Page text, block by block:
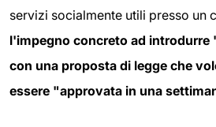
servizi socialmente utili presso un
l'impegno concreto ad introdurre
con una proposta di legge che
essere "approvata in una